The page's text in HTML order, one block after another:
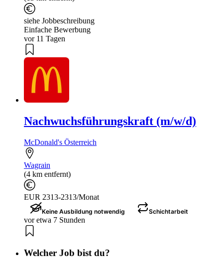
siehe Jobbeschreibung
Einfache Bewerbung
vor 11 Tagen
Nachwuchsführungskraft (m/w/d)
McDonald's Österreich
Wagrain
(4 km entfernt)
EUR 2313-2313/Monat
Keine Ausbildung notwendig Schichtarbeit
vor etwa 7 Stunden
Welcher Job bist du?